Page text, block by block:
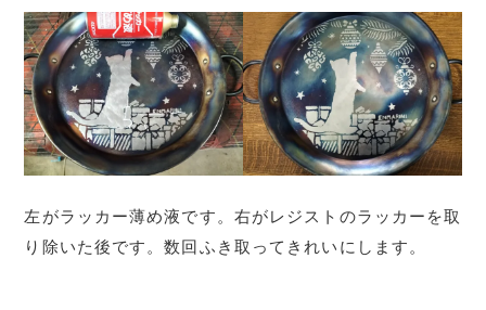
左がラッカー薄め液です。右がレジストのラッカーを取
り除いた後です。数回ふき取ってきれいにします。